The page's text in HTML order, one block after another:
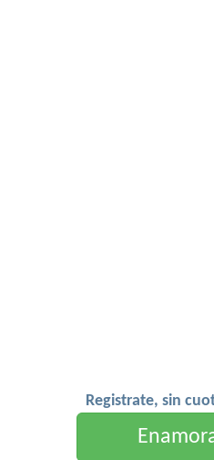
Registrate, sin